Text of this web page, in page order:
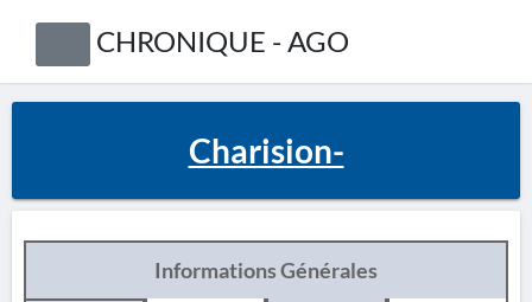
CHRONIQUE - AGO
Charision-
Informations Générales